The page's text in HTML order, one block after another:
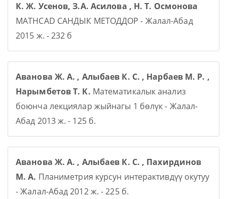
К. Ж. Усенов, З.А. Асилова , Н. Т. Осмонова
MATHCAD САНДЫК МЕТОДДОР - Жалал-Абад
2015 ж. - 232 б
Аванова Ж. А. , Алыбаев К. С. , Нарбаев М. Р. ,
Нарымбетов Т. К. Математикалык анализ
боюнча лекциялар жыйнагы 1 бөлүк - Жалал-
Абад 2013 ж. - 125 б.
Аванова Ж. А. , Алыбаев К. С. , Пахирдинов
М. А. Планиметрия курсун интерактивдүү окутуу
- Жалал-Абад 2012 ж. - 225 б.